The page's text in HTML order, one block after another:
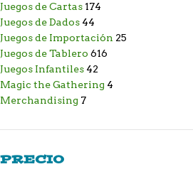
Juegos de Cartas 174
Juegos de Dados 44
Juegos de Importación 25
Juegos de Tablero 616
Juegos Infantiles 42
Magic the Gathering 4
Merchandising 7
PRECIO